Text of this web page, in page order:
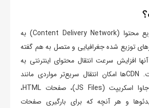
CDN یا شبکه توزیع محتوا (Content Delivery Network) به
توزیع‌ شده جغرافیایی و متصل به هم گفته
افزایش سرعت انتقال محتوای اینترنتی به
کاربران نهایی است. CDNها امکان انتقال سریع‌تر مواردی مانند
متن‌ها، فایل‌های جاوا اسکریپت (JS Files)، صفحات HTML،
و هر آنچه که برای بارگیری صفحات